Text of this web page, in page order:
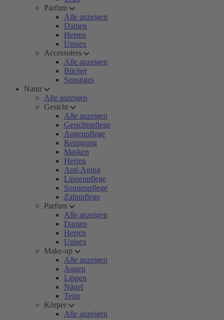
Parfum
Alle anzeigen
Damen
Herren
Unisex
Accessoires
Alle anzeigen
Bücher
Sonstiges
Natur
Alle anzeigen
Gesicht
Alle anzeigen
Gesichtspflege
Augenpflege
Reinigung
Masken
Herren
Anti-Aging
Lippenpflege
Sonnenpflege
Zahnpflege
Parfum
Alle anzeigen
Damen
Herren
Unisex
Make-up
Alle anzeigen
Augen
Lippen
Nägel
Teint
Körper
Alle anzeigen